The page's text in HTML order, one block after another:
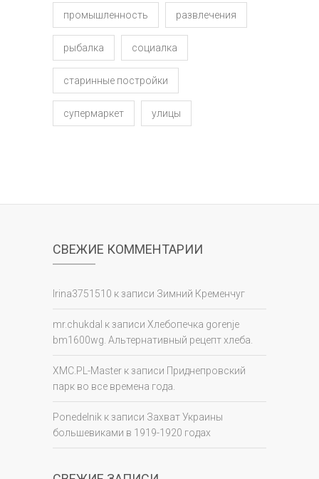
промышленность развлечения
рыбалка социалка
старинные постройки
супермаркет улицы
СВЕЖИЕ КОММЕНТАРИИ
Irina3751510 к записи Зимний Кременчуг
mr.chukdal к записи Хлебопечка gorenje
bm1600wg. Альтернативный рецепт хлеба.
XMC.PL-Master к записи Приднепровский
парк во все времена года.
Ponedelnik к записи Захват Украины
большевиками в 1919-1920 годах